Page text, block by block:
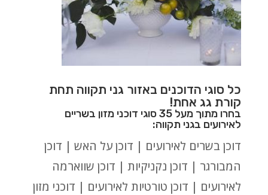
כל סוגי הדוכנים באזור גני תקווה תחת
קורת גג אחת!
בחרו מתוך מעל 35 סוגי דוכני מזון בשריים
לאירועים בגני תקווה:
דוכן בשרים לאירועים | דוכן על האש | דוכן
המבורגר | דוכן נקניקיות | דוכן שווארמה
לאירועים | דוכן טורטיות לאירועים | דוכני מזון